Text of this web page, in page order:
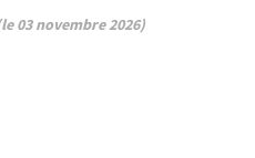
le 03 novembre 2026